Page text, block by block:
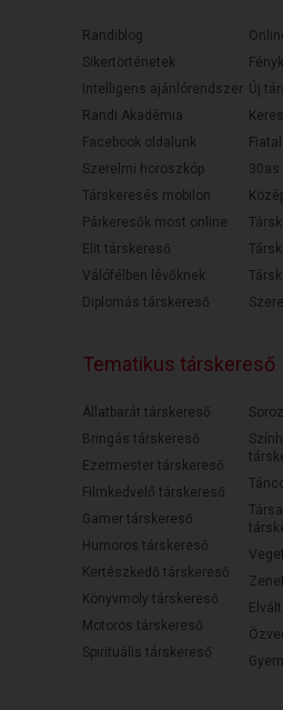
Randiblog
Sikertörténetek
Intelligens ajánlórendszer
Randi Akadémia
Facebook oldalunk
Szerelmi horoszkóp
Társkeresés mobilon
Párkeresők most online
Elit társkereső
Válófélben lévőknek
Diplomás társkereső
Új
30as
Tematikus társkereső
Állatbarát társkereső
Bringás társkereső
Ezermester társkereső
Filmkedvelő társkereső
Gamer társkereső
Humoros társkereső
Kertészkedő társkereső
Könyvmoly társkereső
Motoros társkereső
Spirituális társkereső